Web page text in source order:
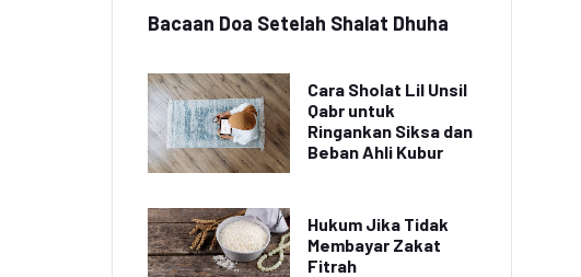
Bacaan Doa Setelah Shalat Dhuha
Cara Sholat Lil Unsil
Qabr untuk
Ringankan Siksa dan
Beban Ahli Kubur
Hukum Jika Tidak
Membayar Zakat
Fitrah